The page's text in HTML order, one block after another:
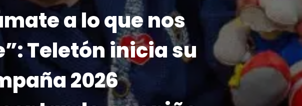
2026 se realizará
y 7 de noviembre